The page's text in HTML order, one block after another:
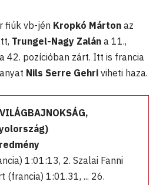
fiúk vb-jén Kropkó Márton az
Trungel-Nagy Zalán a 11.,
42. pozícióban zárt. Itt is francia
Nils Serre Gehri viheti haza.
1:01:13, 2. Szalai Fanni
(francia) 1:01.31, ... 26.